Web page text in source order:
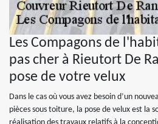
Les Compagons de
pas cher à Rieutort De
pose de votre velux
Dans le cas où vous avez besoin d’un
pièces sous toiture, la pose de velux est la